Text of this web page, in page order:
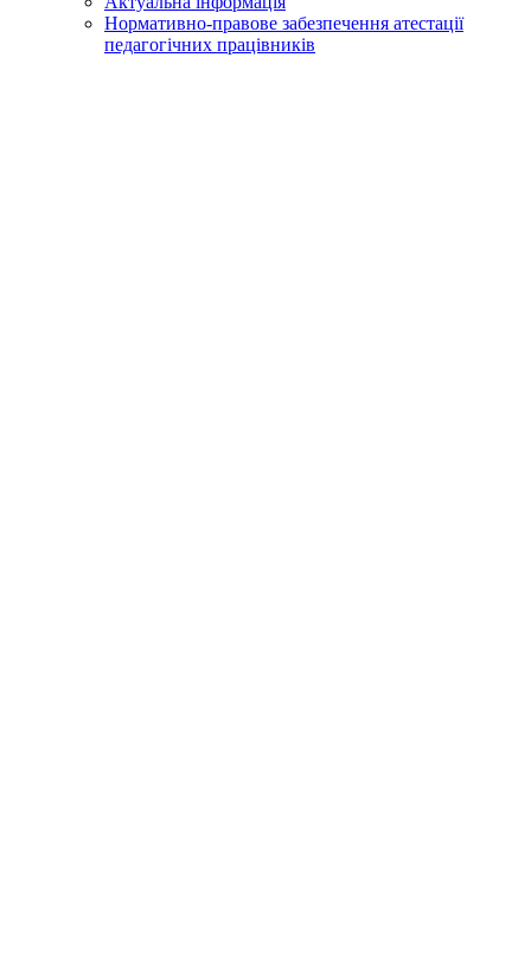
Нормативно-правове забезпечення атестації
педагогічних працівників